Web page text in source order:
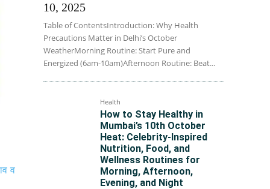
व
10, 2025
Table of ContentsIntroduction: Why Health
Precautions Matter in Delhi’s October
WeatherMorning Routine: Start Pure and
Energized (6am-10am)Afternoon Routine: Beat...
Health
How to Stay Healthy in
Mumbai’s 10th October
Heat: Celebrity-Inspired
Nutrition, Food, and
Wellness Routines for
Morning, Afternoon,
Evening, and Night